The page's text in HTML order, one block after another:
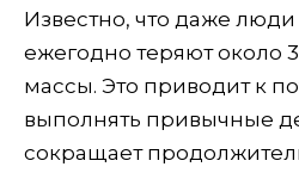
Известно, что даже
ежегодно теряют около
массы. Это приводит к
выполнять привычные
сокращает